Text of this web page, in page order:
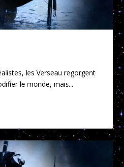
les Verseau regorgent
le monde, mais...